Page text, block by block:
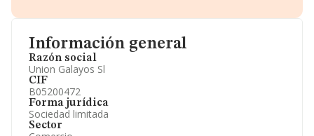
Información general
Razón social
Union Galayos Sl
CIF
B05200472
Forma jurídica
Sociedad limitada
Sector
Información oficial y registral complementaria.